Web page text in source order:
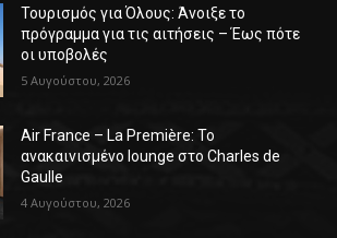
Τουρισμός για Όλους: Άνοιξε το
πρόγραμμα για τις αιτήσεις – Έως πότε
οι υποβολές
5 Αυγούστου, 2026
Air France – La Première: Το
ανακαινισμένο lounge στο Charles de
Gaulle
4 Αυγούστου, 2026